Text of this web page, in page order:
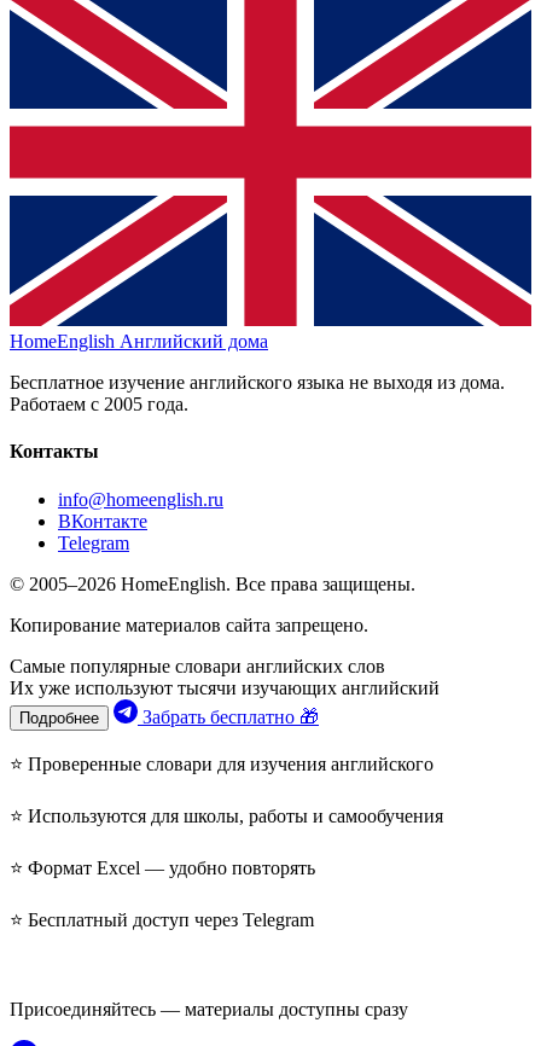
HomeEnglish Английский дома
Бесплатное изучение английского языка не выходя из дома.
Работаем с 2005 года.
Контакты
info@homeenglish.ru
ВКонтакте
Telegram
© 2005–2026 HomeEnglish. Все права защищены.
Копирование материалов сайта запрещено.
Самые популярные словари английских слов
Их уже используют тысячи изучающих английский
Подробнее Забрать бесплатно 🎁
⭐ Проверенные словари для изучения английского
⭐ Используются для школы, работы и самообучения
⭐ Формат Excel — удобно повторять
⭐ Бесплатный доступ через Telegram
Присоединяйтесь — материалы доступны сразу